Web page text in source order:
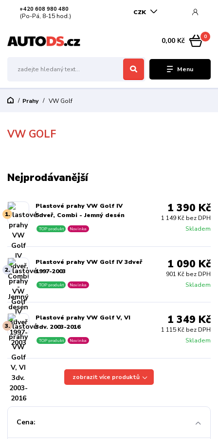
Menu
CZK
+420 608 980 480
(Po-Pá, 8-15 hod.)
0
0,00 Kč
Prahy VW Golf
VW GOLF
Nejprodávanější
1.
Plastové prahy VW Golf IV
5dveř, Combi - Jemný desén
Skladem
TOP produkt Novinka
1 390 Kč
1 149 Kč bez DPH
2.
Plastové prahy VW Golf IV 3dveř
1997-2003
Skladem
TOP produkt Novinka
1 090 Kč
901 Kč bez DPH
3.
Plastové prahy VW Golf V, VI
3dv. 2003-2016
Skladem
TOP produkt Novinka
1 349 Kč
1 115 Kč bez DPH
zobrazit více produktů
Cena: